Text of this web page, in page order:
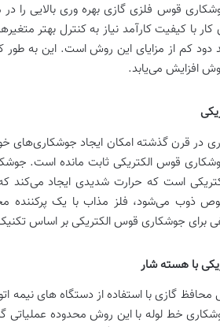
قوس فلزی گازی بهره وری بالایی را
با کیفیت کارآمد نیاز به کنترل بهتر
با تولید دود کم از مزایای این روش است. این به
افزایش می‌یابد.
در قرن گذشته امکان ایجاد جوشکاری‌های
قوس الکتریکی ثابت مانده است.
است که حرارت شدیدی ایجاد
ذوب می‌شود، فلز مذاب با یک
جوشکاری قوس الکتریکی بر اساس
گازی با استفاده از دستگاه های نیمه
خط لوله با این روش محدوده